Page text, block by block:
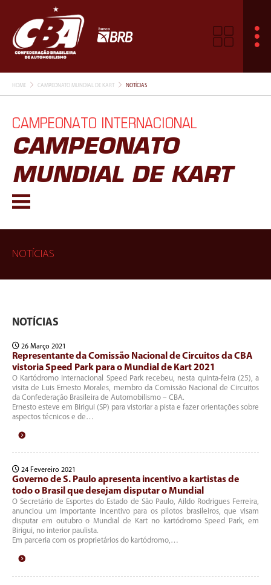
HOME CAMPEONATO MUNDIAL DE KART NOTÍCIAS
CAMPEONATO INTERNACIONAL
CAMPEONATO
MUNDIAL DE KART
NOTÍCIAS
NOTÍCIAS
26 Março 2021
Representante da Comissão Nacional de Circuitos da CBA
vistoria Speed Park para o Mundial de Kart 2021
O Kartódromo Internacional Speed Park recebeu, nesta quinta-feira (25), a
visita de Luis Ernesto Morales, membro da Comissão Nacional de Circuitos
da Confederação Brasileira de Automobilismo – CBA.
Ernesto esteve em Birigui (SP) para vistoriar a pista e fazer orientações sobre
aspectos técnicos e de…
24 Fevereiro 2021
Governo de S. Paulo apresenta incentivo a kartistas de
todo o Brasil que desejam disputar o Mundial
O Secretário de Esportes do Estado de São Paulo, Aildo Rodrigues Ferreira,
anunciou um importante incentivo para os pilotos brasileiros, que visam
disputar em outubro o Mundial de Kart no kartódromo Speed Park, em
Birigui, no interior paulista.
Em parceria com os proprietários do kartódromo,…